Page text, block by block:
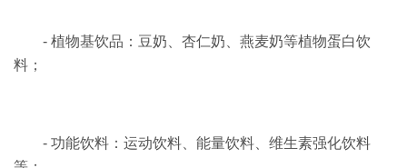
- 植物基饮品：豆奶、杏仁奶、燕麦奶等植物蛋白饮
料；
- 功能饮料：运动饮料、能量饮料、维生素强化饮料